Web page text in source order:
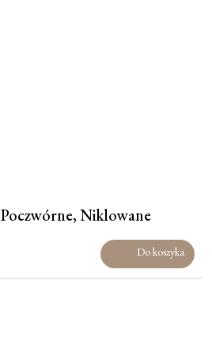
Niklowane
Do koszyka